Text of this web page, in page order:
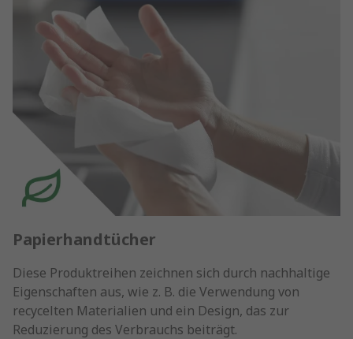
Papierhandtücher
Diese Produktreihen zeichnen sich durch nachhaltige
Eigenschaften aus, wie z. B. die Verwendung von
recycelten Materialien und ein Design, das zur
Reduzierung des Verbrauchs beiträgt.